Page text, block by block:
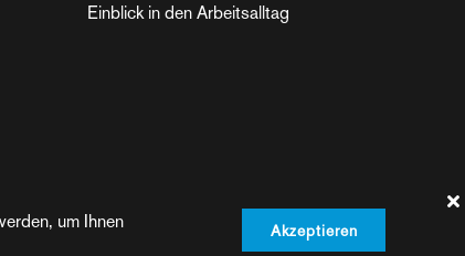
Einblick in den Arbeitsalltag
Datenschutz Impressum
um Ihnen
Akzeptieren